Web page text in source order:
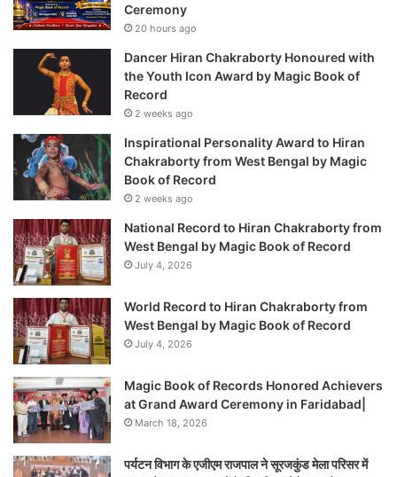
Ceremony
20 hours ago
Dancer Hiran Chakraborty Honoured with
the Youth Icon Award by Magic Book of
Record
2 weeks ago
Inspirational Personality Award to Hiran
Chakraborty from West Bengal by Magic
Book of Record
2 weeks ago
National Record to Hiran Chakraborty from
West Bengal by Magic Book of Record
July 4, 2026
World Record to Hiran Chakraborty from
West Bengal by Magic Book of Record
July 4, 2026
Magic Book of Records Honored Achievers
at Grand Award Ceremony in Faridabad|
March 18, 2026
पर्यटन विभाग के एजीएम राजपाल ने सूरजकुंड मेला परिसर में